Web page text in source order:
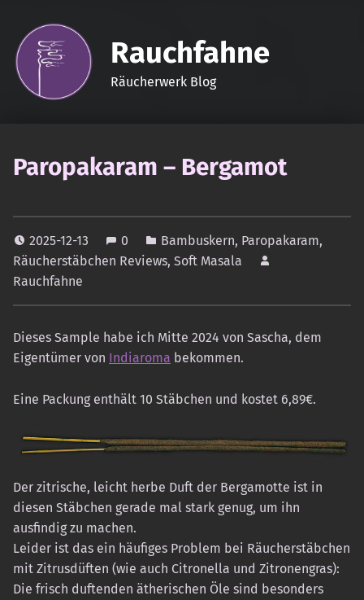
Rauchfahne
Räucherwerk Blog
Paropakaram – Bergamot
2025-12-13 0 Bambuskern, Paropakaram,
Räucherstäbchen Reviews, Soft Masala
Rauchfahne
Dieses Sample habe ich Mitte 2024 von Sascha, dem
Eigentümer von Indiaroma bekommen.
Eine Packung enthält 10 Stäbchen und kostet 6,89€.
Der zitrische, leicht herbe Duft der Bergamotte ist in
diesen Stäbchen gerade mal stark genug, um ihn
ausfindig zu machen.
Leider ist das ein häufiges Problem bei Räucherstäbchen
mit Zitrusdüften (wie auch Citronella und Zitronengras):
Die frisch duftenden ätherischen Öle sind besonders